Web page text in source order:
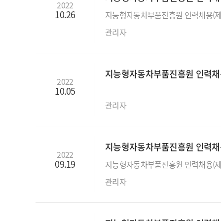
2022
10.26
관리자
2022
10.05
지능형자동차부품진흥원 인력
관리자
2022
09.19
지능형자동차부품진흥원 인력
관리자